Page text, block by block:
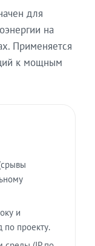
для
на
Применяется
к мощным
и
по проекту.